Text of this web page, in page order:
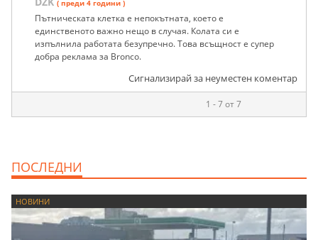
( преди 4 години )
Пътническата клетка е непокътната, което е
единственото важно нещо в случая. Колата си е
изпълнила работата безупречно. Това всъщност е супер
добра реклама за Bronco.
Сигнализирай за неуместен коментар
1 - 7 от 7
ПОСЛЕДНИ
НОВИНИ